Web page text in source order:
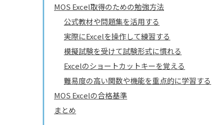
MOS Excel取得のための勉強方法
公式教材や問題集を活用する
実際にExcelを操作して練習する
模擬試験を受けて試験形式に慣れる
Excelのショートカットキーを覚える
難易度の高い関数や機能を重点的に学習する
MOS Excelの合格基準
まとめ